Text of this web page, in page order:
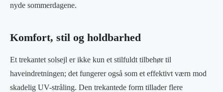
nyde sommerdagene.
Komfort, stil og holdbarhed
Et trekantet solsejl er ikke kun et stilfuldt tilbehør til
haveindretningen; det fungerer også som et effektivt værn mod
skadelig UV-stråling. Den trekantede form tillader flere